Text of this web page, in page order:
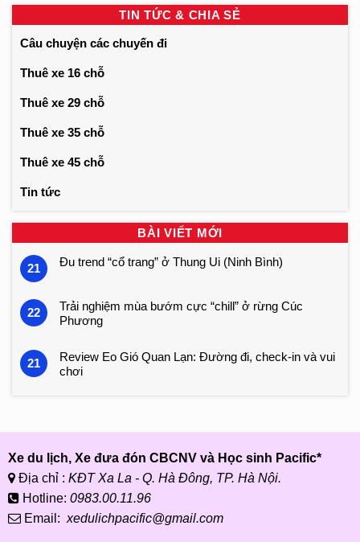
TIN TỨC & CHIA SẺ
Câu chuyện các chuyến đi
Thuê xe 16 chỗ
Thuê xe 29 chỗ
Thuê xe 35 chỗ
Thuê xe 45 chỗ
Tin tức
BÀI VIẾT MỚI
21 Đu trend “cổ trang” ở Thung Ui (Ninh Bình)
22
Trải nghiệm mùa bướm cực “chill” ở rừng Cúc
Phương
21
Review Eo Gió Quan Lạn: Đường đi, check-in và vui
chơi
Xe du lịch, Xe đưa đón CBCNV và Học sinh Pacific*
Địa chỉ : KĐT Xa La - Q. Hà Đông, TP. Hà Nội.
Hotline: 0983.00.11.96
Email: xedulichpacific@gmail.com